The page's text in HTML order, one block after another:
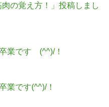
の覚え方！」投稿しまし
業です (^^)/！
業です(^^)/！